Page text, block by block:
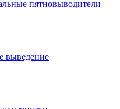
пятновыводители
выведение